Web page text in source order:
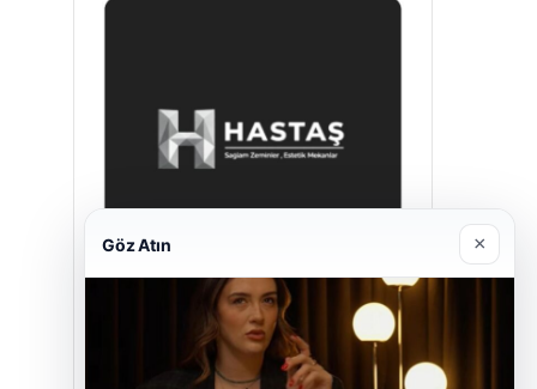
Hastaş Beton
Göz Atın ×